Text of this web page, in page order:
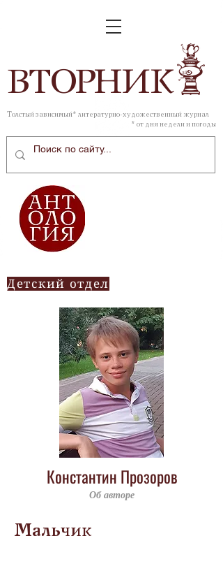
ВТОРНИК
Толстый зависимый* литературно-художественный журнал
* от дня недели и погоды
Детский отдел
Константин Прозоров
Об авторе
Мальчик